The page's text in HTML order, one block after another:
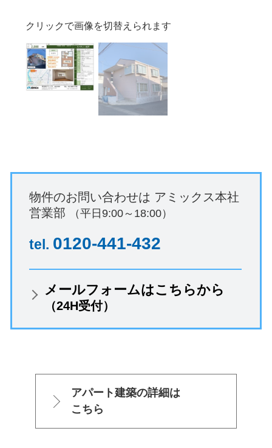
クリックで画像を切替えられます
物件のお問い合わせは アミックス本社
営業部
（平日9:00～18:00）
tel. 0120-441-432
メールフォームはこちらから
（24H受付）
アパート建築の詳細は
こちら